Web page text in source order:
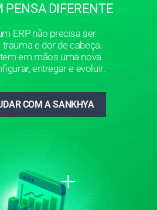
PENSA DIFERENTE
ERP não precisa ser
e dor de cabeça.
em mãos uma nova
entregar e evoluir.
COM A SANKHYA